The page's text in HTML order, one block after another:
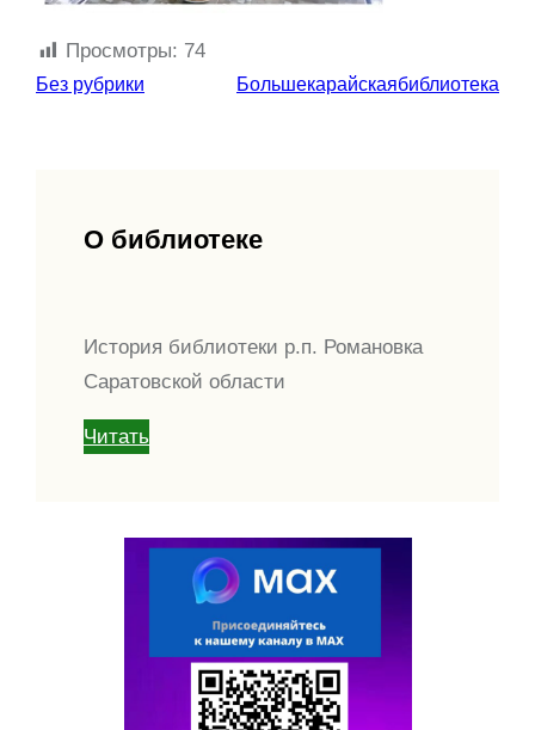
Просмотры: 74
Без рубрики Большекарайскаябиблиотека
О библиотеке
История библиотеки р.п. Романовка
Саратовской области
Читать